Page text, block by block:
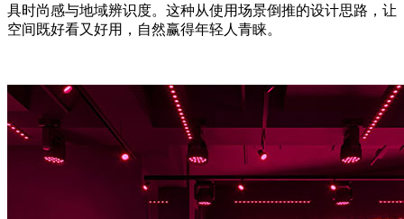
具时尚感与地域辨识度。这种从使用场景倒推的设计思路，让
空间既好看又好用，自然赢得年轻人青睐。